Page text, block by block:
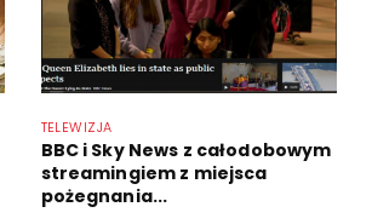
TELEWIZJA
BBC i Sky News z całodobowym
streamingiem z miejsca
pożegnania...